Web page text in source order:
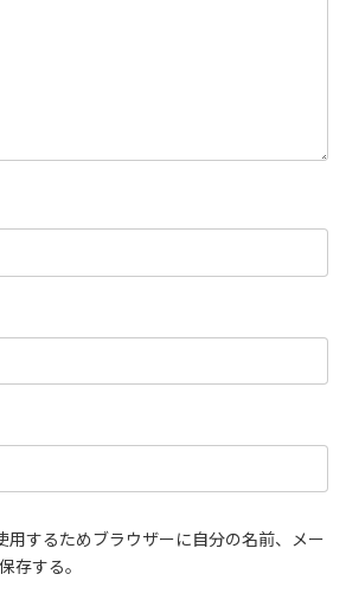
用するためブラウザーに自分の名前、メー
存する。